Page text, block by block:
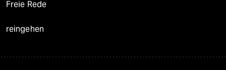
Freie Rede
reingehen